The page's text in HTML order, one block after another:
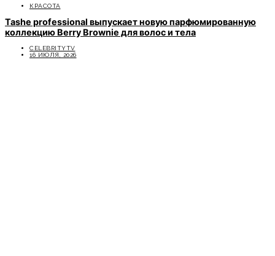
КРАСОТА
Tashe professional выпускает новую парфюмированную
коллекцию Berry Brownie для волос и тела
CELEBRITYTV
16 ИЮЛЯ, 2026